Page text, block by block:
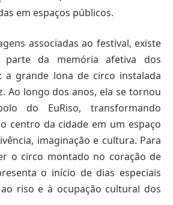
em espaços públicos.
associadas ao festival, existe
da memória afetiva dos
a grande lona de circo instalada
Ao longo dos anos, ela se tornou
do EuRiso, transformando
centro da cidade em um espaço
imaginação e cultura. Para
o circo montado no coração de
o início de dias especiais
riso e à ocupação cultural dos